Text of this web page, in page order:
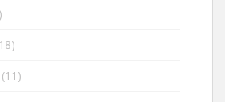
(11)